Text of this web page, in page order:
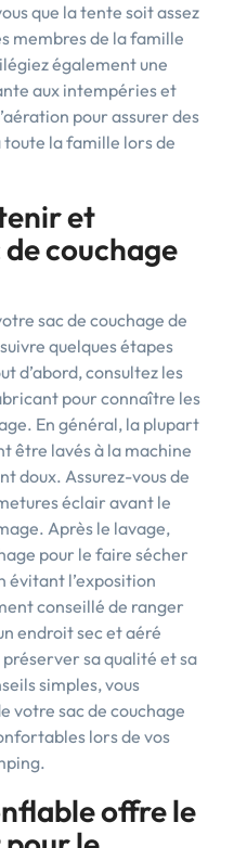
que la tente soit assez
membres de la famille
également une
aux intempéries et
pour assurer des
toute la famille lors de
et
couchage
sac de couchage de
quelques étapes
d’abord, consultez les
pour connaître les
En général, la plupart
être lavés à la machine
doux. Assurez-vous de
éclair avant le
Après le lavage,
pour le faire sécher
évitant l’exposition
conseillé de ranger
endroit sec et aéré
préserver sa qualité et sa
simples, vous
votre sac de couchage
lors de vos
offre le